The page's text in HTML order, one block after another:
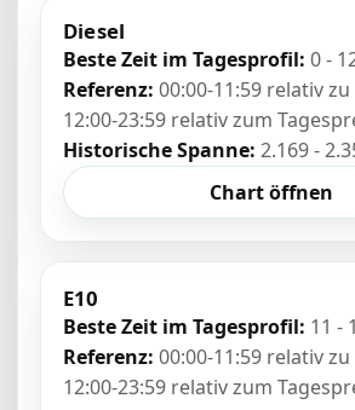
Diesel
Beste Zeit im Tagesprofil: 0 -
Referenz: 00:00-11:59 relativ
12:00-23:59 relativ zum
Historische Spanne: 2.169 -
Chart öffnen
E10
Beste Zeit im Tagesprofil: 11 -
Referenz: 00:00-11:59 relativ
12:00-23:59 relativ zum